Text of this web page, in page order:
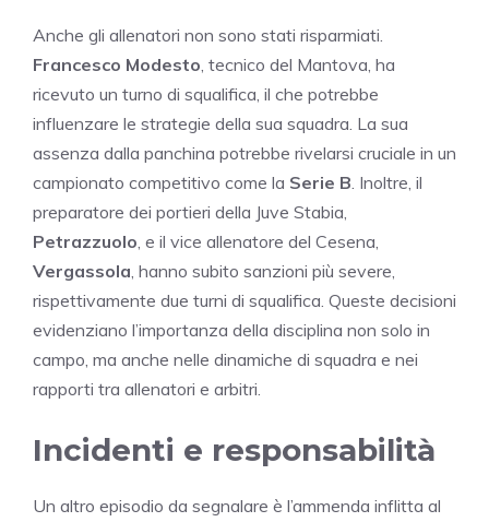
Anche gli allenatori non sono stati risparmiati.
Francesco Modesto , tecnico del Mantova, ha
ricevuto un turno di squalifica, il che potrebbe
influenzare le strategie della sua squadra. La sua
assenza dalla panchina potrebbe rivelarsi cruciale in un
campionato competitivo come la Serie B . Inoltre, il
preparatore dei portieri della Juve Stabia,
Petrazzuolo , e il vice allenatore del Cesena,
Vergassola , hanno subito sanzioni più severe,
rispettivamente due turni di squalifica. Queste decisioni
evidenziano l’importanza della disciplina non solo in
campo, ma anche nelle dinamiche di squadra e nei
rapporti tra allenatori e arbitri.
Incidenti e responsabilità
Un altro episodio da segnalare è l’ammenda inflitta al